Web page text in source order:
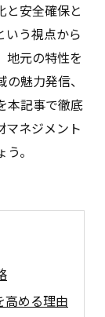
と安全確保と
いう視点から
地元の特性を
魅力発信、
本記事で徹底
マネジメント
。
高める理由